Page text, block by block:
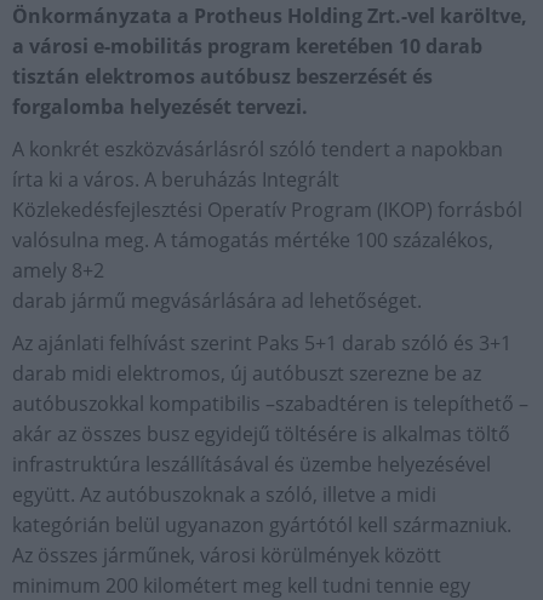
Önkormányzata a Protheus Holding Zrt.-vel karöltve,
a városi e-mobilitás program keretében 10 darab
tisztán elektromos autóbusz beszerzését és
forgalomba helyezését tervezi.
A konkrét eszközvásárlásról szóló tendert a napokban
írta ki a város. A beruházás Integrált
Közlekedésfejlesztési Operatív Program (IKOP) forrásból
valósulna meg. A támogatás mértéke 100 százalékos,
amely 8+2
darab jármű megvásárlására ad lehetőséget.
Az ajánlati felhívást szerint Paks 5+1 darab szóló és 3+1
darab midi elektromos, új autóbuszt szerezne be az
autóbuszokkal kompatibilis –szabadtéren is telepíthető –
akár az összes busz egyidejű töltésére is alkalmas töltő
infrastruktúra leszállításával és üzembe helyezésével
együtt. Az autóbuszoknak a szóló, illetve a midi
kategórián belül ugyanazon gyártótól kell származniuk.
Az összes járműnek, városi körülmények között
minimum 200 kilométert meg kell tudni tennie egy